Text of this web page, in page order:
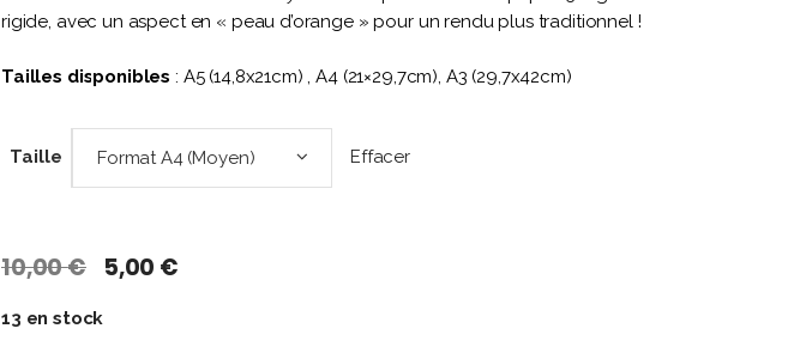
rigide, avec un aspect en « peau d’orange » pour un rendu plus traditionnel !
Tailles disponibles : A5 (14,8x21cm) , A4 (21×29,7cm), A3 (29,7x42cm)
Taille Format A4 (Moyen) Effacer
10,00€ Le
initial
5,00 €Le
13 en stock